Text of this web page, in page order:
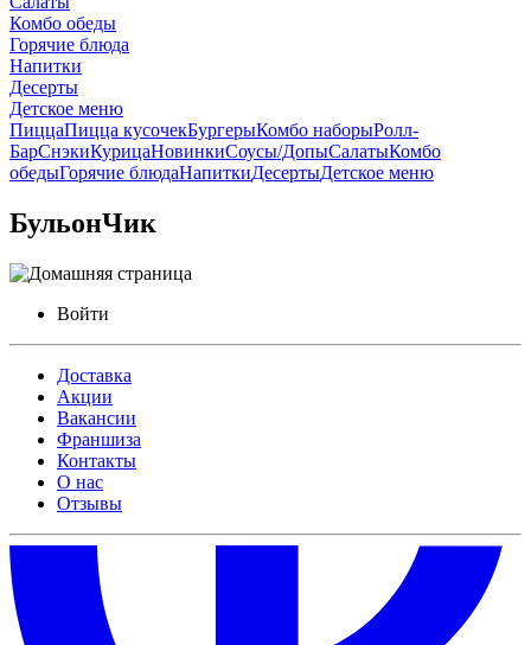
Комбо обеды
Горячие блюда
Напитки
Десерты
Детское меню
ПиццаПицца кусочекБургерыКомбо наборыРолл-
БарСнэкиКурицаНовинкиСоусы/ДопыСалатыКомбо
обедыГорячие блюдаНапиткиДесертыДетское меню
БульонЧик
Войти
Доставка
Акции
Вакансии
Франшиза
Контакты
О нас
Отзывы